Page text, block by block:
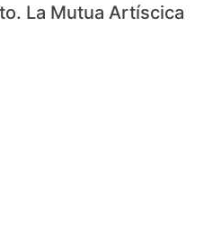
La Mutua Artíscica